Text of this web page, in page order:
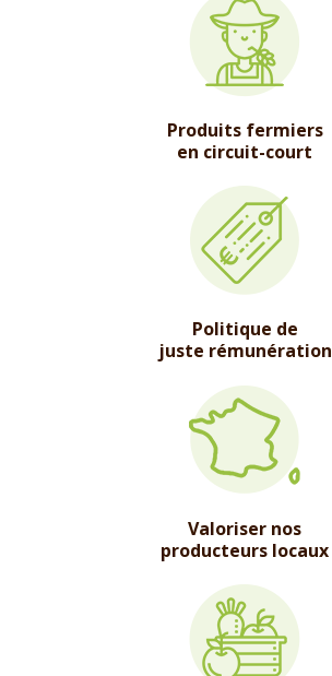
Produits fermiers
en circuit-court
Politique de
juste rémunération
Valoriser nos
producteurs locaux